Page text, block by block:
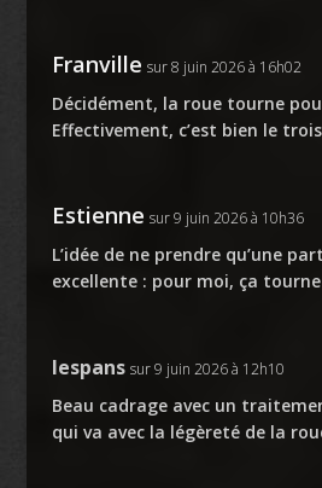
Franville sur 8 juin 2026 à 16h02
Décidément, la roue tourne
Effectivement, c’est bien le
Estienne sur 9 juin 2026 à 10h36
L’idée de ne prendre qu’une
excellente : pour moi, ça
lespans sur 9 juin 2026 à 12h10
Beau cadrage avec un
qui va avec la légèreté de la